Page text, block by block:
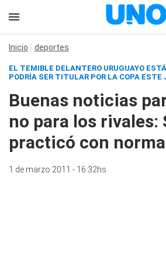
Inicio deportes
EL TEMIBLE DELANTERO URUGUAYO
PODRÍA SER TITULAR POR LA COPA ESTE
Buenas noticias
no para los rivales:
practicó con
1 de marzo 2011 - 16:32hs